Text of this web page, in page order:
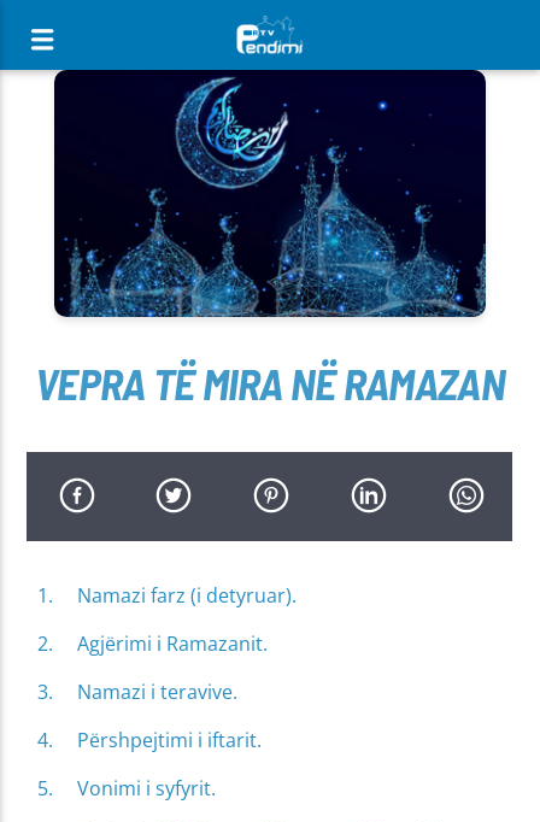
[There are no radio stations in the database]
VEPRA TË MIRA NË RAMAZAN
Namazi farz (i detyruar).
Agjërimi i Ramazanit.
Namazi i teravive.
Përshpejtimi i iftarit.
Vonimi i syfyrit.